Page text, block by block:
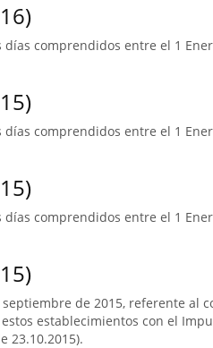
comprendidos entre el 1
comprendidos entre el 1
comprendidos entre el 1
de 2015, referente al
establecimientos con el
23.10.2015).